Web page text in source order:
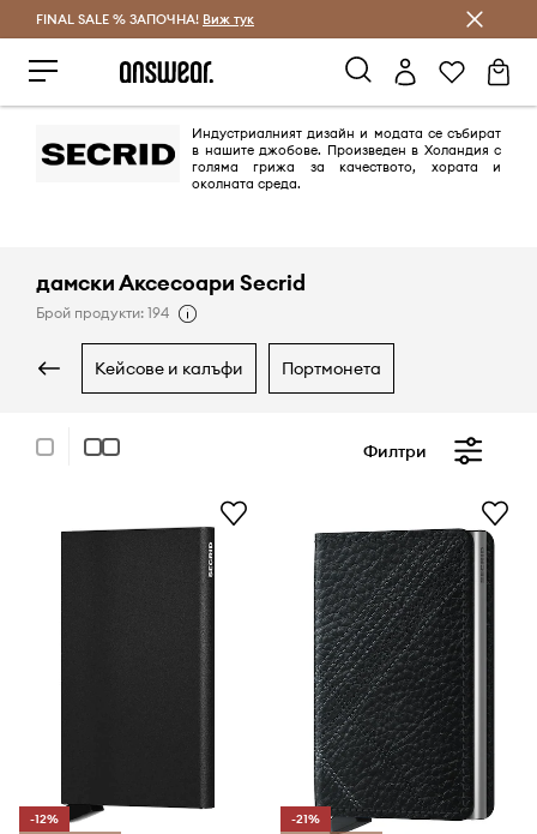
Спестявай с Answear Club
FINAL SALE % ЗАПОЧНА! Виж тук
Индустриалният дизайн и модата се събират
в нашите джобове. Произведен в Холандия с
голяма грижа за качеството, хората и
околната среда.
дамски Аксесоари Secrid
Брой продукти: 194
кейсове и калъфи портмонета
Филтри
-12%
-21%